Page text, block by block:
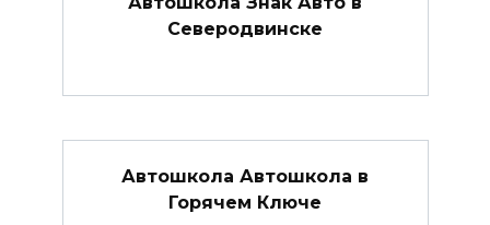
Северодвинске
Автошкола Автошкола в
Горячем Ключе